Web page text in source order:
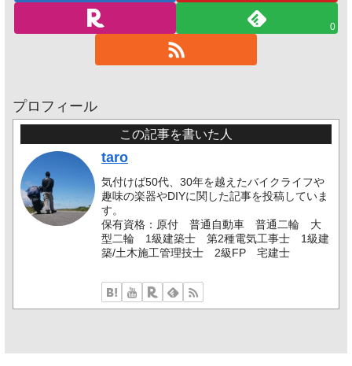
0
プロフィール
この記事を書いた人
taro
気付けば50代、30年を越えたバイクライフや
趣味の楽器やDIYに関した記事を投稿していま
す。
保有資格：原付 普通自動車 普通二輪 大
型二輪 1級建築士 第2種電気工事士 1級建
築/土木施工管理技士 2級FP 宅建士